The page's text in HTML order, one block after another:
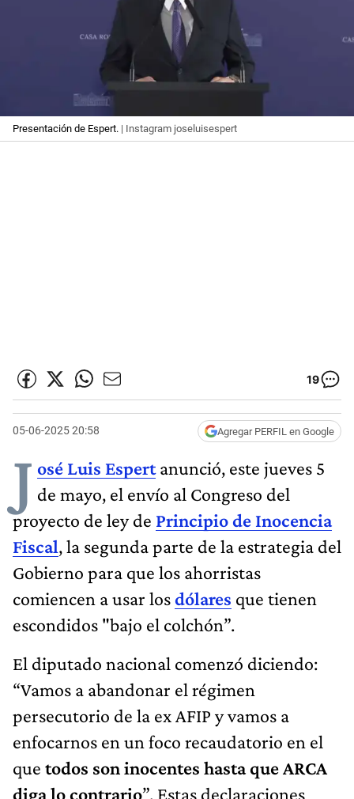
Presentación de Espert. | Instagram joseluisespert
19
05-06-2025 20:58 Agregar PERFIL en Google
J osé Luis Espert anunció, este jueves 5
de mayo, el envío al Congreso del
proyecto de ley de Principio de Inocencia
Fiscal, la segunda parte de la estrategia del
Gobierno para que los ahorristas
comiencen a usar losdólares que tienen
escondidos "bajo el colchón”.
El diputado nacional comenzó diciendo:
“Vamos a abandonar el régimen
persecutorio de la ex AFIP y vamos a
enfocarnos en un foco recaudatorio en el
que todos son inocentes hasta que ARCA
diga lo contrario”. Estas declaraciones